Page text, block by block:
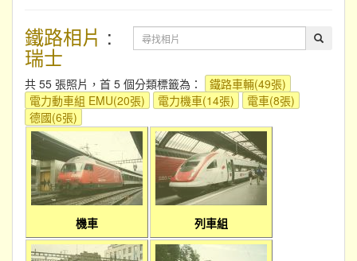
鐵路相片 :
瑞士
共 55 張照片，首 5 個分類標籤為：
鐵路車輛(49張)
電力動車組 EMU(20張)
電力機車(14張)
電車(8張)
德國(6張)
機車 列車組